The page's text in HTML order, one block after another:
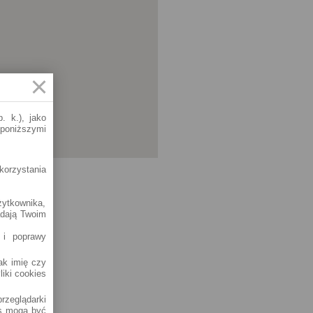
k.), jako
Twoim
poprawy
imię czy
cookies
mogą być